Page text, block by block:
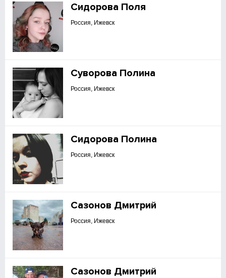
Сидорова Поля
Россия, Ижевск
Суворова Полина
Россия, Ижевск
Сидорова Полина
Россия, Ижевск
Сазонов Дмитрий
Россия, Ижевск
Сазонов Дмитрий